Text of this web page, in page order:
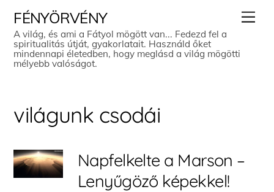
content
FÉNYÖRVÉNY
A világ, és ami a Fátyol mögött van... Fedezd fel a
spiritualitás útját, gyakorlatait. Használd őket
mindennapi életedben, hogy meglásd a világ mögötti
mélyebb valóságot.
világunk csodái
Napfelkelte a Marson –
Lenyűgöző képekkel!